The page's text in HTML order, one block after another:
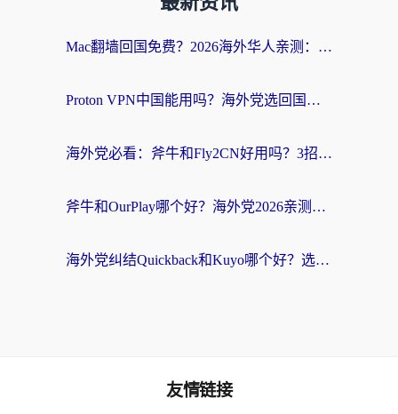
Mac翻墙回国免费？2026海外华人亲测：从CCTV5直播到国内APP，这样选加速器才靠谱
Proton VPN中国能用吗？海外党选回国加速器的避坑指南（附番茄加速器实测）
海外党必看：斧牛和Fly2CN好用吗？3招教你选对回国加速器（附免费试用攻略）
斧牛和OurPlay哪个好？海外党2026亲测：选对加速器，国内资源秒加载
海外党纠结Quickback和Kuyo哪个好？选对回国加速器才能无缝刷国内资源
友情链接